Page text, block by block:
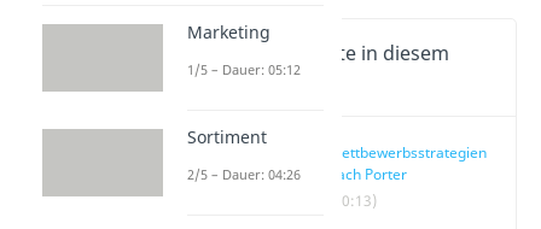
Wichtige Inhalte in diesem
Video
Wettbewerbsstrategien
nach Porter
(00:13)
Marketing
1/5 – Dauer: 05:12
Sortiment
2/5 – Dauer: 04:26